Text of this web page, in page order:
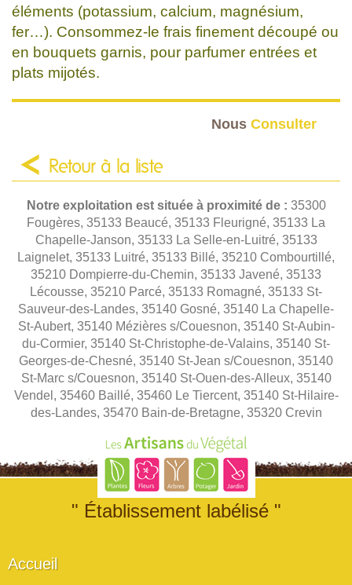
éléments (potassium, calcium, magnésium,
fer…). Consommez-le frais finement découpé ou
en bouquets garnis, pour parfumer entrées et
plats mijotés.
Nous Consulter
Retour à la liste
Notre exploitation est située à proximité de : 35300
Fougères, 35133 Beaucé, 35133 Fleurigné, 35133 La
Chapelle-Janson, 35133 La Selle-en-Luitré, 35133
Laignelet, 35133 Luitré, 35133 Billé, 35210 Combourtillé,
35210 Dompierre-du-Chemin, 35133 Javené, 35133
Lécousse, 35210 Parcé, 35133 Romagné, 35133 St-
Sauveur-des-Landes, 35140 Gosné, 35140 La Chapelle-
St-Aubert, 35140 Mézières s/Couesnon, 35140 St-Aubin-
du-Cormier, 35140 St-Christophe-de-Valains, 35140 St-
Georges-de-Chesné, 35140 St-Jean s/Couesnon, 35140
St-Marc s/Couesnon, 35140 St-Ouen-des-Alleux, 35140
Vendel, 35460 Baillé, 35460 Le Tiercent, 35140 St-Hilaire-
des-Landes, 35470 Bain-de-Bretagne, 35320 Crevin
" Établissement labélisé "
Accueil